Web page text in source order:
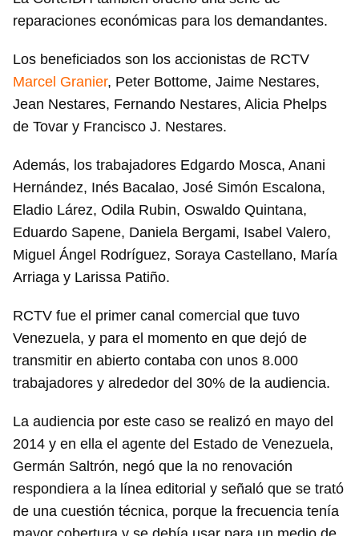
Guardar como favorito
reparaciones económicas para los demandantes.
Los beneficiados son los accionistas de RCTV
Marcel Granier, Peter Bottome, Jaime Nestares,
Jean Nestares, Fernando Nestares, Alicia Phelps
de Tovar y Francisco J. Nestares.
Además, los trabajadores Edgardo Mosca, Anani
Hernández, Inés Bacalao, José Simón Escalona,
Eladio Lárez, Odila Rubin, Oswaldo Quintana,
Eduardo Sapene, Daniela Bergami, Isabel Valero,
Miguel Ángel Rodríguez, Soraya Castellano, María
Arriaga y Larissa Patiño.
RCTV fue el primer canal comercial que tuvo
Venezuela, y para el momento en que dejó de
transmitir en abierto contaba con unos 8.000
trabajadores y alrededor del 30% de la audiencia.
La audiencia por este caso se realizó en mayo del
2014 y en ella el agente del Estado de Venezuela,
Germán Saltrón, negó que la no renovación
respondiera a la línea editorial y señaló que se trató
de una cuestión técnica, porque la frecuencia tenía